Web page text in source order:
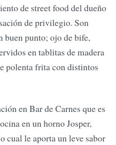
de street food del dueño
de privilegio. Son
buen punto; ojo de bife,
en tablitas de madera
polenta frita con distintos
en Bar de Carnes que es
en un horno Josper,
cual le aporta un leve sabor